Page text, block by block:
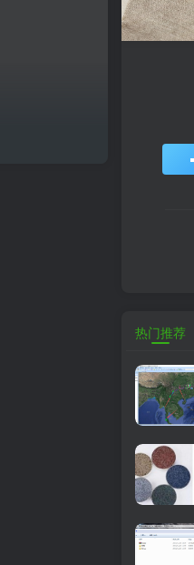
热门推荐